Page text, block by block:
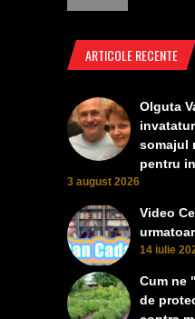
ARTICOLE RECENTE
Olguta
somajul
pentru
3 august 2026
Video
14 iulie
Cum ne
de